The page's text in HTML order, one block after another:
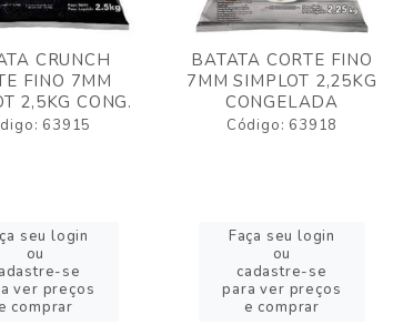
CRUNCH
FINO 7MM
2,5KG CONG.
63915
seu login
ou
se
ver preços
comprar
BATATA CORTE FINO
7MM SIMPLOT 2,25KG
CONGELADA
Código: 63918
Faça seu login
ou
cadastre-se
para ver preços
e comprar